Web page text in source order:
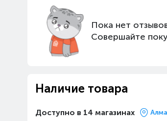
Пока нет
Совершайте
Наличие товара
Доступно в 14 магазинах